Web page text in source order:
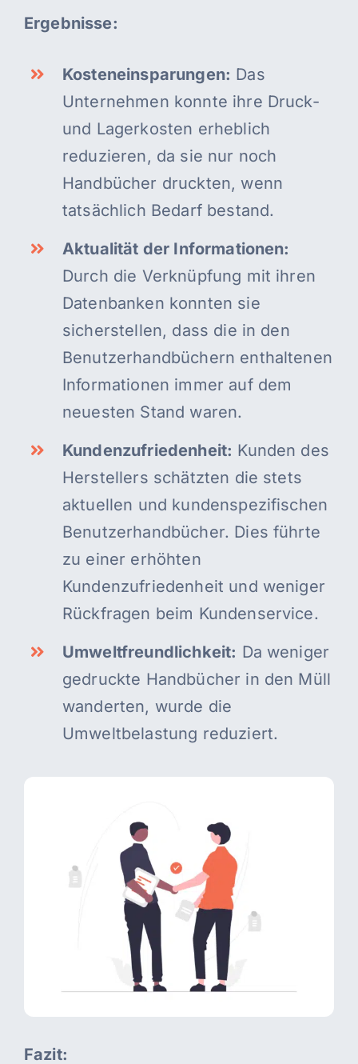
Ergebnisse:
Kosteneinsparungen: Das
Unternehmen konnte ihre Druck-
und Lagerkosten erheblich
reduzieren, da sie nur noch
Handbücher druckten, wenn
tatsächlich Bedarf bestand.
Aktualität der Informationen:
Durch die Verknüpfung mit ihren
Datenbanken konnten sie
sicherstellen, dass die in den
Benutzerhandbüchern enthaltenen
Informationen immer auf dem
neuesten Stand waren.
Kundenzufriedenheit: Kunden des
Herstellers schätzten die stets
aktuellen und kundenspezifischen
Benutzerhandbücher. Dies führte
zu einer erhöhten
Kundenzufriedenheit und weniger
Rückfragen beim Kundenservice.
Umweltfreundlichkeit: Da weniger
gedruckte Handbücher in den Müll
wanderten, wurde die
Umweltbelastung reduziert.
Fazit: